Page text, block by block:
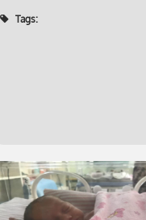
Tags: